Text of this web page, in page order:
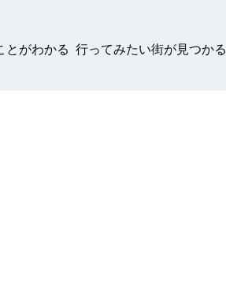
とがわかる 行ってみたい街が見つかる